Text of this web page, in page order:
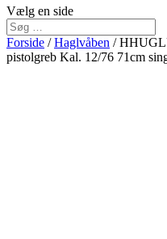
Vælg en side
Forside /Haglvåben /
pistolgreb Kal. 12/76 71cm